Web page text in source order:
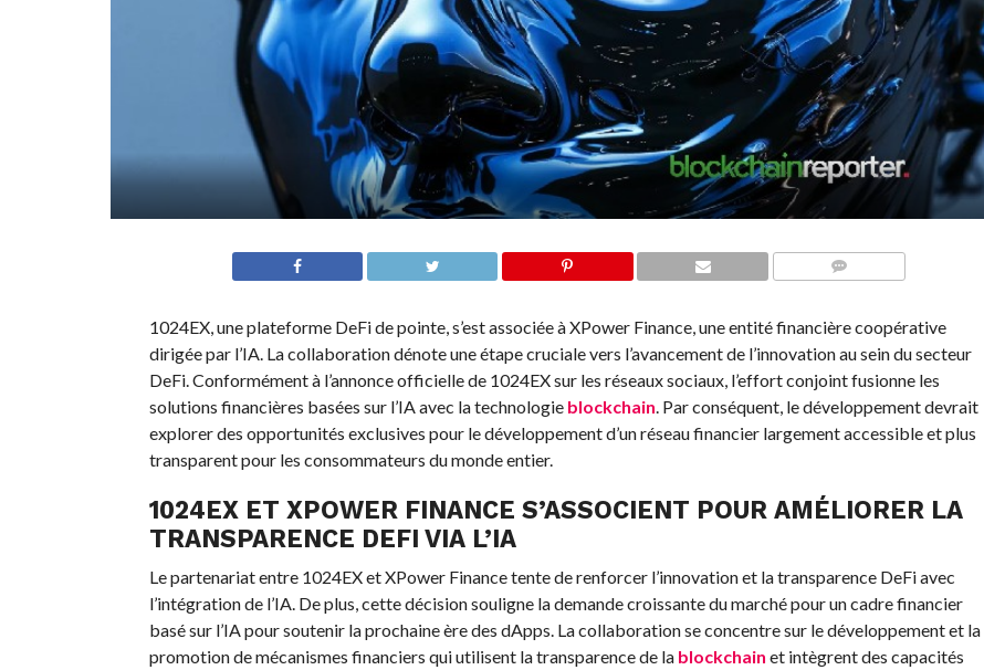
1024EX, une plateforme DeFi de pointe, s’est associée à XPower Finance, une entité financière coopérative
dirigée par l’IA. La collaboration dénote une étape cruciale vers l’avancement de l’innovation au sein du secteur
DeFi. Conformément à l’annonce officielle de 1024EX sur les réseaux sociaux, l’effort conjoint fusionne les
solutions financières basées sur l’IA avec la technologie blockchain. Par conséquent, le développement devrait
explorer des opportunités exclusives pour le développement d’un réseau financier largement accessible et plus
transparent pour les consommateurs du monde entier.
1024EX ET XPOWER FINANCE S’ASSOCIENT POUR AMÉLIORER LA
TRANSPARENCE DEFI VIA L’IA
Le partenariat entre 1024EX et XPower Finance tente de renforcer l’innovation et la transparence DeFi avec
l’intégration de l’IA. De plus, cette décision souligne la demande croissante du marché pour un cadre financier
basé sur l’IA pour soutenir la prochaine ère des dApps. La collaboration se concentre sur le développement et la
promotion de mécanismes financiers qui utilisent la transparence de la blockchain et intègrent des capacités